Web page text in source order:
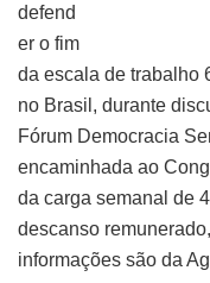
defend
er o fim
da escala de trabalho
no Brasil, durante
Fórum Democracia
encaminhada ao
da carga semanal de
descanso
informações são da